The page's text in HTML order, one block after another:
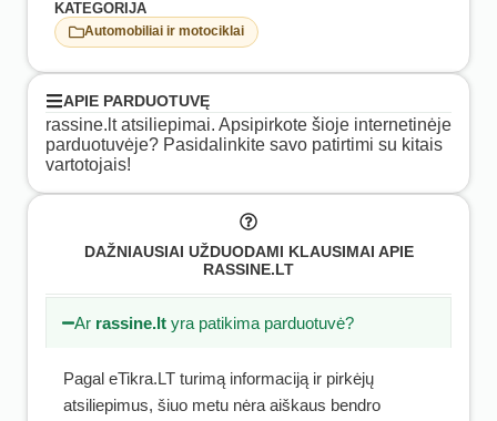
KATEGORIJA
Automobiliai ir motociklai
APIE PARDUOTUVĘ
rassine.lt atsiliepimai. Apsipirkote šioje internetinėje
parduotuvėje? Pasidalinkite savo patirtimi su kitais
vartotojais!
DAŽNIAUSIAI UŽDUODAMI KLAUSIMAI APIE
RASSINE.LT
Ar rassine.lt yra patikima parduotuvė?
Pagal eTikra.LT turimą informaciją ir pirkėjų
atsiliepimus, šiuo metu nėra aiškaus bendro